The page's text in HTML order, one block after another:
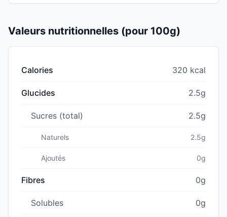
Valeurs nutritionnelles (pour 100g)
Calories 320 kcal
Glucides 2.5g
Sucres (total) 2.5g
Naturels 2.5g
Ajoutés 0g
Fibres 0g
Solubles 0g